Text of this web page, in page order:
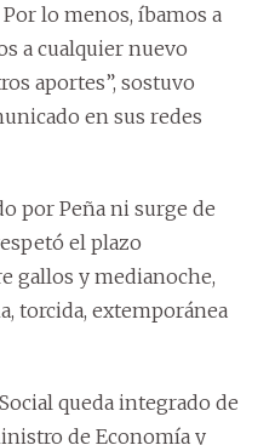
lo menos, íbamos a
a cualquier nuevo
aportes”, sostuvo
en sus redes
por Peña ni surge de
el plazo
gallos y medianoche,
torcida, extemporánea
queda integrado de
de Economía y